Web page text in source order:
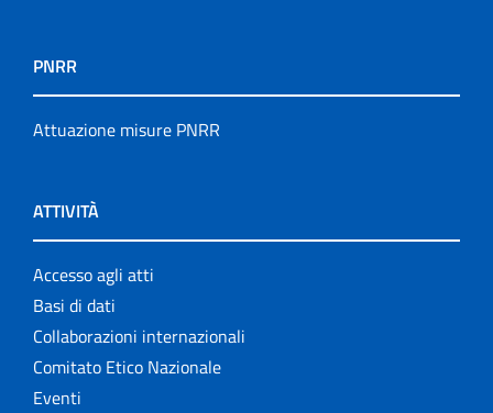
Pubblicazioni cessate
Rapporti ISS COVID-19
Rapporti ISS COVID-19 en Español
Rapporti ISS COVID-19 in English
Rapporti ISS Sorveglianza
PNRR
Attuazione misure PNRR
ATTIVITÀ
Accesso agli atti
Basi di dati
Collaborazioni internazionali
Comitato Etico Nazionale
Eventi